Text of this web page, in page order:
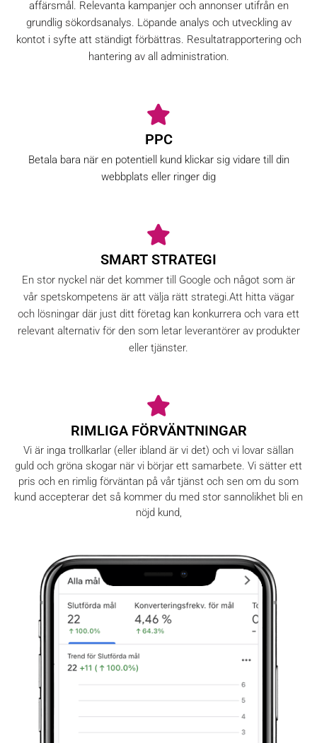
affärsmål. Relevanta kampanjer och annonser utifrån en
grundlig sökordsanalys. Löpande analys och utveckling av
kontot i syfte att ständigt förbättras. Resultatrapportering och
hantering av all administration.
PPC
Betala bara när en potentiell kund klickar sig vidare till din
webbplats eller ringer dig
SMART STRATEGI
En stor nyckel när det kommer till Google och något som är
vår spetskompetens är att välja rätt strategi.Att hitta vägar
och lösningar där just ditt företag kan konkurrera och vara ett
relevant alternativ för den som letar leverantörer av produkter
eller tjänster.
RIMLIGA FÖRVÄNTNINGAR
Vi är inga trollkarlar (eller ibland är vi det) och vi lovar sällan
guld och gröna skogar när vi börjar ett samarbete. Vi sätter ett
pris och en rimlig förväntan på vår tjänst och sen om du som
kund accepterar det så kommer du med stor sannolikhet bli en
nöjd kund,